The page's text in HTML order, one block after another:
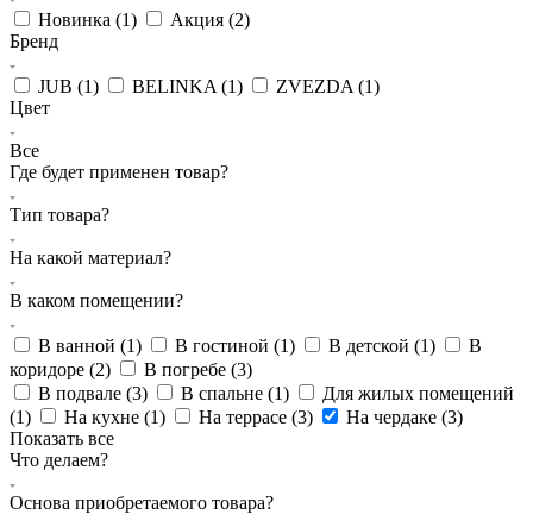
Новинка (1) Акция (2)
Бренд
JUB (1) BELINKA (1) ZVEZDA (1)
Цвет
Все
Где будет применен товар?
Тип товара?
На какой материал?
В каком помещении?
В ванной (1) В гостиной (1) В детской (1)
В
коридоре (2) В погребе (3)
В подвале (3) В спальне (1)
Для жилых помещений
(1) На кухне (1) На террасе (3) На чердаке (3)
Показать все
Что делаем?
Основа приобретаемого товара?